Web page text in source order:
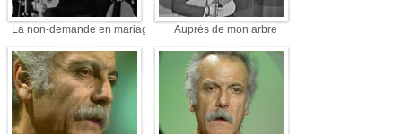
La non-demande en mariage Auprès de mon arbre